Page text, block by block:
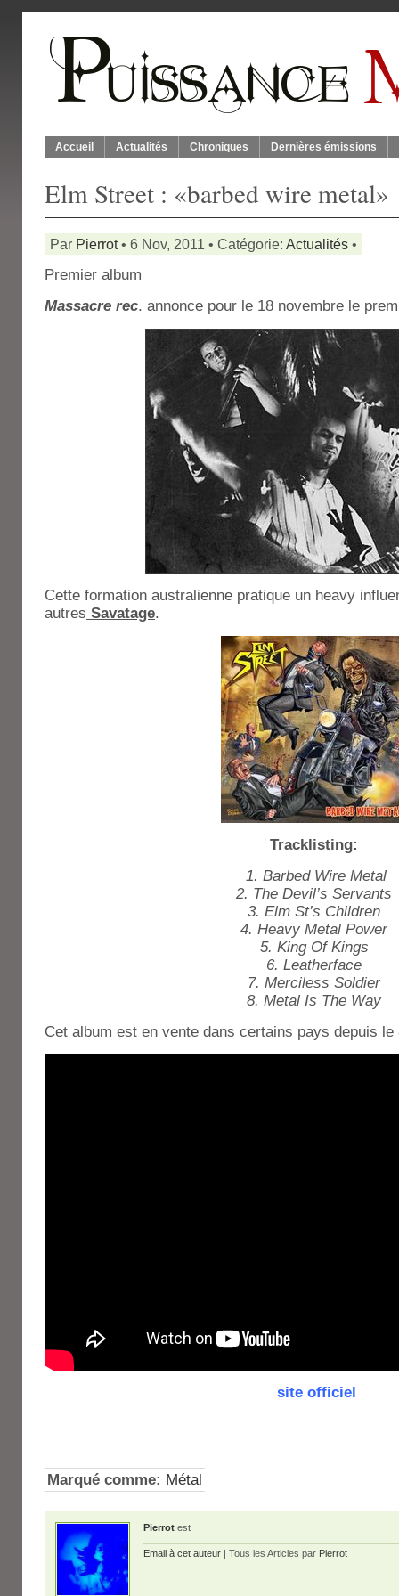
Accueil Actualités Chroniques Dernières émissions
Elm Street : «barbed wire metal»
Par Pierrot• 6 Nov, 2011 • Catégorie: Actualités •
Premier album
Massacre rec. annonce pour le 18 novembre le
Cette formation australienne pratique un heavy
autres Savatage.
Tracklisting:
1. Barbed Wire Metal
2. The Devil’s Servants
3. Elm St’s Children
4. Heavy Metal Power
5. King Of Kings
6. Leatherface
7. Merciless Soldier
8. Metal Is The Way
Cet album est en vente dans certains pays depuis le
site officiel
Marqué comme: Métal
Pierrot est
Email à cet auteur | Tous les Articles par Pierrot